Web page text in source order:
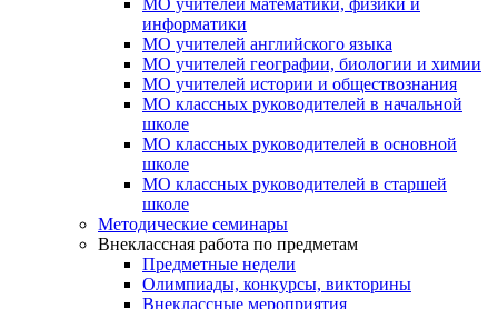
МО учителей математики, физики и
информатики
МО учителей английского языка
МО учителей географии, биологии и химии
МО учителей истории и обществознания
МО классных руководителей в начальной
школе
МО классных руководителей в основной
школе
МО классных руководителей в старшей
школе
Методические семинары
Внеклассная работа по предметам
Предметные недели
Олимпиады, конкурсы, викторины
Внеклассные мероприятия